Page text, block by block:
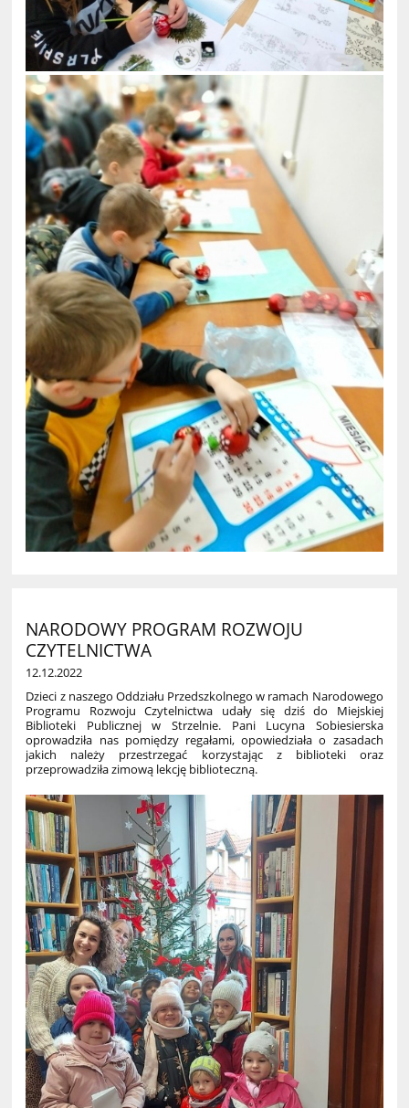
NARODOWY PROGRAM ROZWOJU
CZYTELNICTWA
12.12.2022
Dzieci z naszego Oddziału Przedszkolnego w ramach Narodowego
Programu Rozwoju Czytelnictwa udały się dziśdo Miejskiej
Biblioteki Publicznej w Strzelnie. Pani Lucyna Sobiesierska
oprowadziła nas pomiędzy regałami, opowiedziała o zasadach
jakich należy przestrzegać korzystając z biblioteki oraz
przeprowadziła zimową lekcję biblioteczną.